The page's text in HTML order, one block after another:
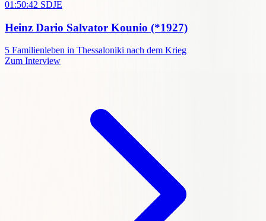
01:50:42 SDJE
Heinz Dario Salvator Kounio (*1927)
5 Familienleben in Thessaloniki nach dem Krieg
Zum Interview